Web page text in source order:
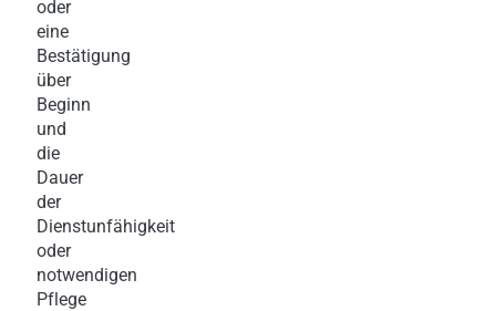
oder
eine
Bestätigung
über
Beginn
und
die
Dauer
der
Dienstunfähigkeit
oder
notwendigen
Pflege